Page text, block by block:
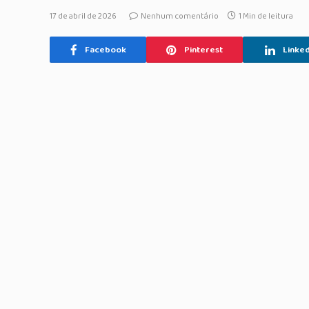
17 de abril de 2026 Nenhum comentário 1 Min de leitura
Facebook Pinterest